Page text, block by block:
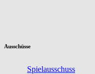
Ausschüsse
Spielausschuss